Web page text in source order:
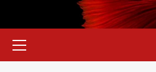
primario